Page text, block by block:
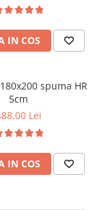
IN COS
spuma HR
5cm
Lei
IN COS